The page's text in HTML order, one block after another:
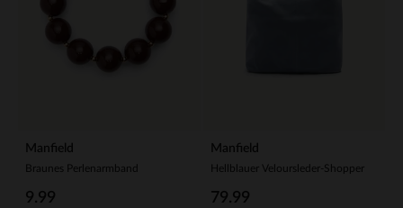
Manfield
Braunes Perlenarmband
9.99
Manfield
Hellblauer Veloursleder-Shopper
79.99